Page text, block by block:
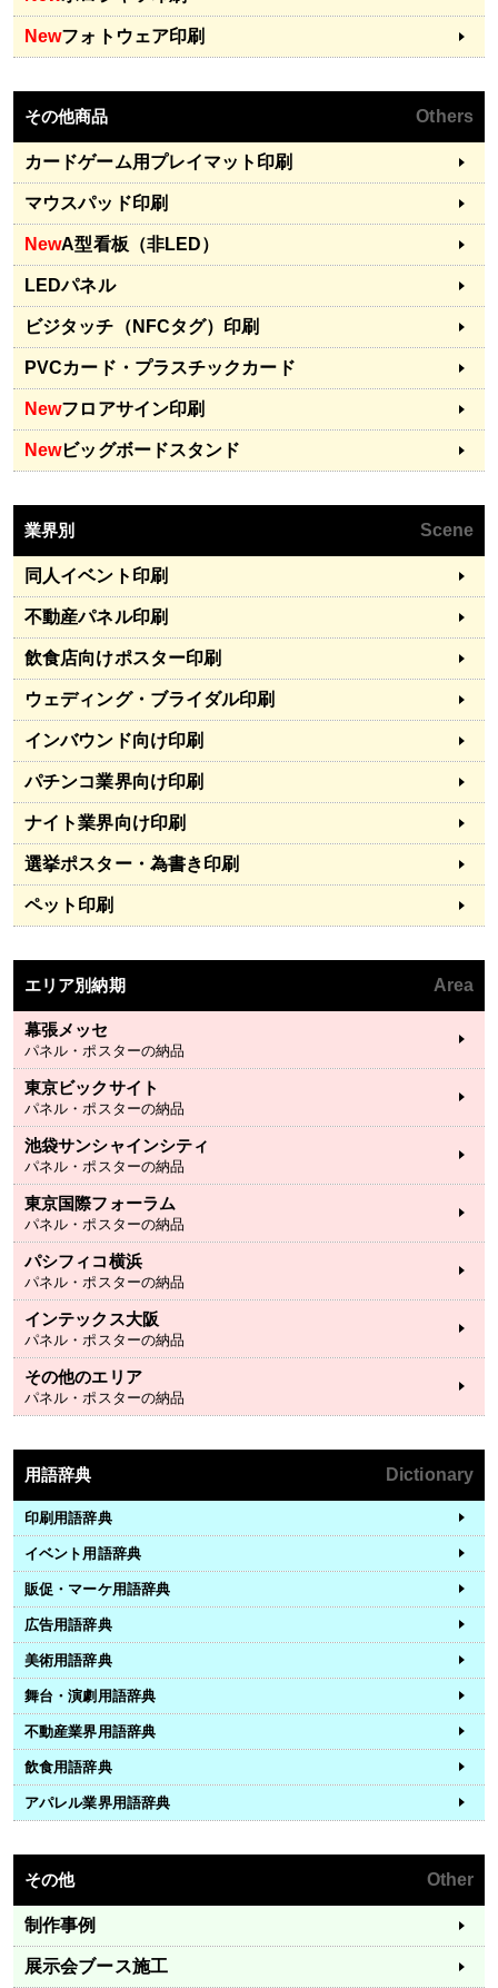
Newフォトウェア印刷
その他商品 Others
カードゲーム用プレイマット印刷
マウスパッド印刷
NewA型看板（非LED）
LEDパネル
ビジタッチ（NFCタグ）印刷
PVCカード・プラスチックカード
Newフロアサイン印刷
Newビッグボードスタンド
業界別 Scene
同人イベント印刷
不動産パネル印刷
飲食店向けポスター印刷
ウェディング・ブライダル印刷
インバウンド向け印刷
パチンコ業界向け印刷
ナイト業界向け印刷
選挙ポスター・為書き印刷
ペット印刷
エリア別納期 Area
幕張メッセ
パネル・ポスターの納品
東京ビックサイト
パネル・ポスターの納品
池袋サンシャインシティ
パネル・ポスターの納品
東京国際フォーラム
パネル・ポスターの納品
パシフィコ横浜
パネル・ポスターの納品
インテックス大阪
パネル・ポスターの納品
その他のエリア
パネル・ポスターの納品
用語辞典 Dictionary
印刷用語辞典
イベント用語辞典
販促・マーケ用語辞典
広告用語辞典
美術用語辞典
舞台・演劇用語辞典
不動産業界用語辞典
飲食用語辞典
アパレル業界用語辞典
その他 Other
制作事例
展示会ブース施工